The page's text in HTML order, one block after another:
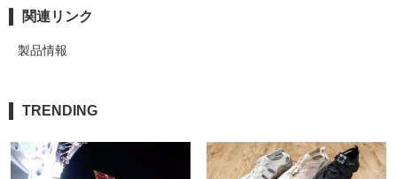
関連リンク
製品情報
TRENDING